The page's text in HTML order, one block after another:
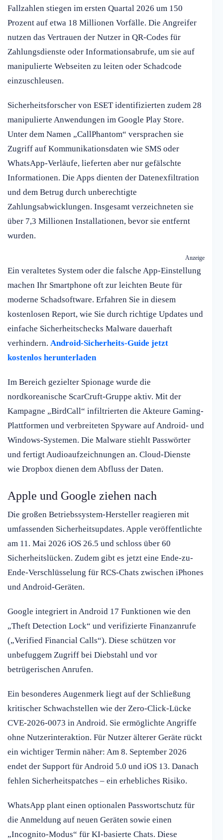
Fallzahlen stiegen im ersten Quartal 2026 um 150
Prozent auf etwa 18 Millionen Vorfälle. Die Angreifer
nutzen das Vertrauen der Nutzer in QR-Codes für
Zahlungsdienste oder Informationsabrufe, um sie auf
manipulierte Webseiten zu leiten oder Schadcode
einzuschleusen.
Sicherheitsforscher von ESET identifizierten zudem 28
manipulierte Anwendungen im Google Play Store.
Unter dem Namen „CallPhantom“ versprachen sie
Zugriff auf Kommunikationsdaten wie SMS oder
WhatsApp-Verläufe, lieferten aber nur gefälschte
Informationen. Die Apps dienten der Datenexfiltration
und dem Betrug durch unberechtigte
Zahlungsabwicklungen. Insgesamt verzeichneten sie
über 7,3 Millionen Installationen, bevor sie entfernt
wurden.
Anzeige
Ein veraltetes System oder die falsche App-Einstellung
machen Ihr Smartphone oft zur leichten Beute für
moderne Schadsoftware. Erfahren Sie in diesem
kostenlosen Report, wie Sie durch richtige Updates und
einfache Sicherheitschecks Malware dauerhaft
verhindern. Android-Sicherheits-Guide jetzt
kostenlos herunterladen
Im Bereich gezielter Spionage wurde die
nordkoreanische ScarCruft-Gruppe aktiv. Mit der
Kampagne „BirdCall“ infiltrierten die Akteure Gaming-
Plattformen und verbreiteten Spyware auf Android- und
Windows-Systemen. Die Malware stiehlt Passwörter
und fertigt Audioaufzeichnungen an. Cloud-Dienste
wie Dropbox dienen dem Abfluss der Daten.
Apple und Google ziehen nach
Die großen Betriebssystem-Hersteller reagieren mit
umfassenden Sicherheitsupdates. Apple veröffentlichte
am 11. Mai 2026 iOS 26.5 und schloss über 60
Sicherheitslücken. Zudem gibt es jetzt eine Ende-zu-
Ende-Verschlüsselung für RCS-Chats zwischen iPhones
und Android-Geräten.
Google integriert in Android 17 Funktionen wie den
„Theft Detection Lock“ und verifizierte Finanzanrufe
(„Verified Financial Calls“). Diese schützen vor
unbefuggem Zugriff bei Diebstahl und vor
betrügerischen Anrufen.
Ein besonderes Augenmerk liegt auf der Schließung
kritischer Schwachstellen wie der Zero-Click-Lücke
CVE-2026-0073 in Android. Sie ermöglichte Angriffe
ohne Nutzerinteraktion. Für Nutzer älterer Geräte rückt
ein wichtiger Termin näher: Am 8. September 2026
endet der Support für Android 5.0 und iOS 13. Danach
fehlen Sicherheitspatches – ein erhebliches Risiko.
WhatsApp plant einen optionalen Passwortschutz für
die Anmeldung auf neuen Geräten sowie einen
„Incognito-Modus“ für KI-basierte Chats. Diese